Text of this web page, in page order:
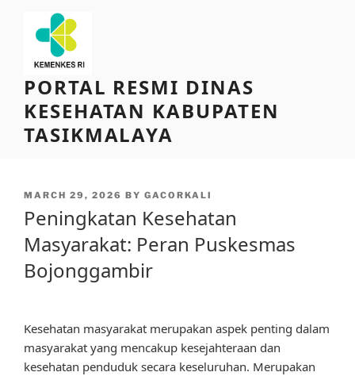
content
PORTAL RESMI DINAS
KESEHATAN KABUPATEN
TASIKMALAYA
POSTED
MARCH 29, 2026 BY GACORKALI
Peningkatan Kesehatan
Masyarakat: Peran Puskesmas
Bojonggambir
Kesehatan masyarakat merupakan aspek penting dalam
masyarakat yang mencakup kesejahteraan dan
kesehatan penduduk secara keseluruhan. Merupakan